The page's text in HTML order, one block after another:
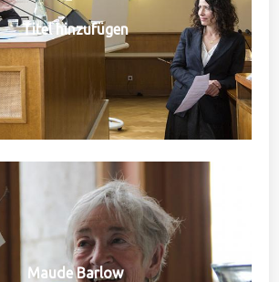
Titel hinzufügen
Maude Barlow